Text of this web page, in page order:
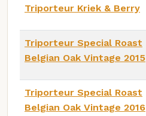
Triporteur Kriek & Berry
Triporteur Special Roast
Belgian Oak Vintage 2015
Triporteur Special Roast
Belgian Oak Vintage 2016